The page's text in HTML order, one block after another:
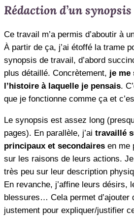
Rédaction d’un
Ce travail m’a permis d’aboutir à
À partir de ça, j’ai étoffé la trame
synopsis de travail, d’abord
plus détaillé. Concrètement, je me
l’histoire à laquelle je pensais.
que je fonctionne comme ça et
Le synopsis est assez long
pages). En parallèle, j’ai travaillé
principaux et secondaires en me
sur les raisons de leurs actions. Je
très peu sur leur description
En revanche, j’affine leurs désirs,
blessures… Cela permet d’ajouter
justement pour expliquer/justifier